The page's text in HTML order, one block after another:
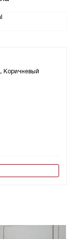
Коричневый